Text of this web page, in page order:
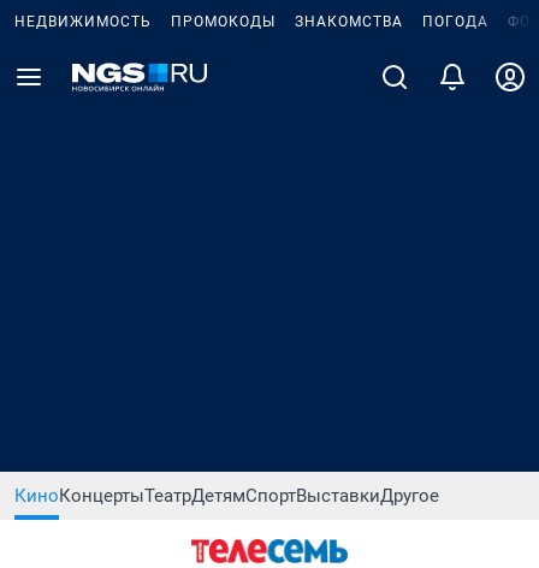
НЕДВИЖИМОСТЬ ПРОМОКОДЫ ЗНАКОМСТВА ПОГОДА
КиноКонцертыТеатрДетямСпортВыставкиДругое